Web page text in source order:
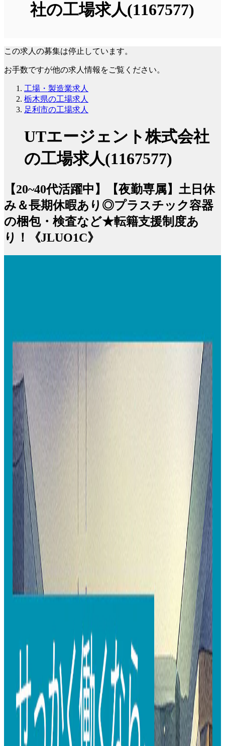
社の工場求人(1167577)
この求人の募集は停止しています。
お手数ですが他の求人情報をご覧ください。
工場・製造業求人
栃木県の工場求人
足利市の工場求人
UTエージェント株式会社
の工場求人(1167577)
【20~40代活躍中】【夜勤専属】土日休
み＆長期休暇あり◎プラスチック容器
の梱包・検査など★転籍支援制度あ
り！《JLUO1C》